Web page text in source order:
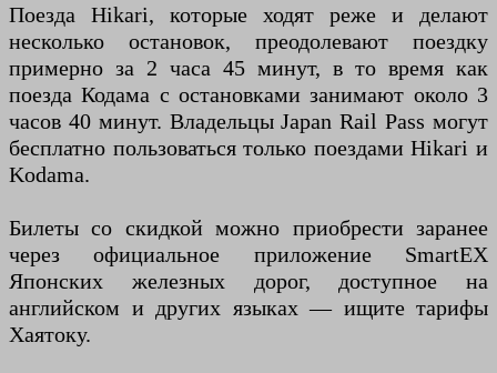
Поезда Hikari, которые ходят реже и делают
несколько остановок, преодолевают поездку
примерно за 2 часа 45 минут, в то время как
поезда Кодама с остановками занимают около 3
часов 40 минут. Владельцы Japan Rail Pass могут
бесплатно пользоваться только поездами Hikari и
Kodama.
Билеты со скидкой можно приобрести заранее
через официальное приложение SmartEX
Японских железных дорог, доступное на
английском и других языках — ищите тарифы
Хаятоку.